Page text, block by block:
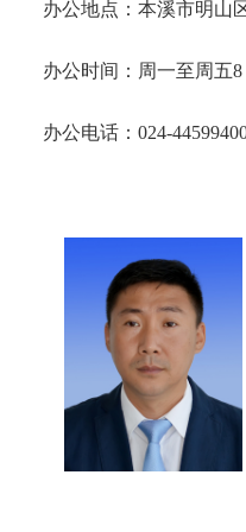
办公地点：本溪市明山
办公时间：周一至周五8
办公电话：024-44599400